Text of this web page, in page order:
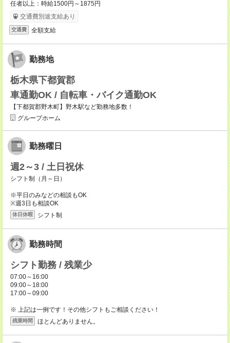
任者以上：時給1500円～1875円
交通費別途支給あり
交通費 全額支給
勤務地
栃木県下都賀郡
車通勤OK / 自転車・バイク通勤OK
【下都賀郡野木町】野木駅など勤務地多数！
グループホーム
勤務曜日
週2～3 / 土日祝休
シフト制（月～日）
※平日のみなどの相談もOK
※週3日も相談OK
休日休暇 シフト制
勤務時間
シフト勤務 / 残業少
07:00～16:00
09:00～18:00
17:00～09:00
※ 上記は一例です！その他シフトもご相談ください！
残業時間 ほとんどありません。